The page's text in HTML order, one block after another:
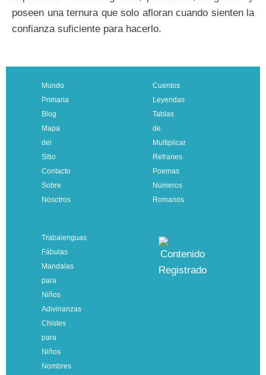
poseen una ternura que solo afloran cuando sienten la
confianza suficiente para hacerlo.
Mundo
Primaria
Blog
Mapa
del
Sitio
Contacto
Sobre
Nosotros
Cuentos
Leyendas
Tablas
de
Multiplicar
Refranes
Poemas
Números
Romanos
Trabalenguas
Fábulas
Mandalas
para
Niños
Adivinanzas
Chistes
para
Niños
Nombres